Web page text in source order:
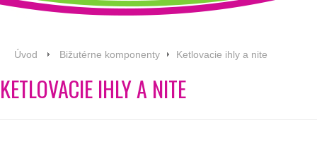
Úvod Bižutérne komponenty Ketlovacie ihly a nite
KETLOVACIE IHLY A NITE